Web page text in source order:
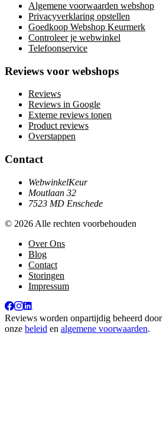
Algemene voorwaarden webshop
Privacyverklaring opstellen
Goedkoop Webshop Keurmerk
Controleer je webwinkel
Telefoonservice
Reviews voor webshops
Reviews
Reviews in Google
Externe reviews tonen
Product reviews
Overstappen
Contact
WebwinkelKeur
Moutlaan 32
7523 MD Enschede
© 2026 Alle rechten voorbehouden
Over Ons
Blog
Contact
Storingen
Impressum
Reviews worden onpartijdig beheerd door
onze beleid en algemene voorwaarden.